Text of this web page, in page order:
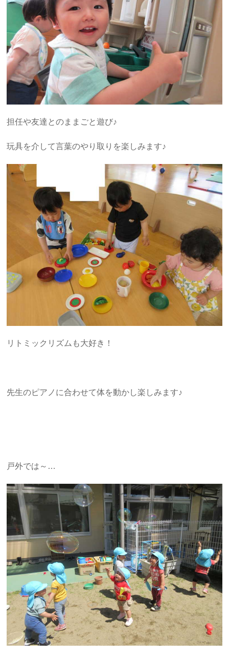
担任や友達とのままごと遊び♪
玩具を介して言葉のやり取りを楽しみます♪
リトミックリズムも大好き！
先生のピアノに合わせて体を動かし楽しみます♪
戸外では～…